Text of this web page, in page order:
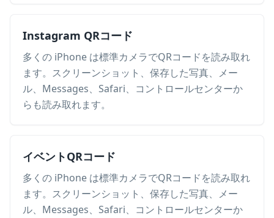
Instagram QRコード
多くの iPhone は標準カメラでQRコードを読み取れ
ます。スクリーンショット、保存した写真、メー
ル、Messages、Safari、コントロールセンターか
らも読み取れます。
イベントQRコード
多くの iPhone は標準カメラでQRコードを読み取れ
ます。スクリーンショット、保存した写真、メー
ル、Messages、Safari、コントロールセンターか